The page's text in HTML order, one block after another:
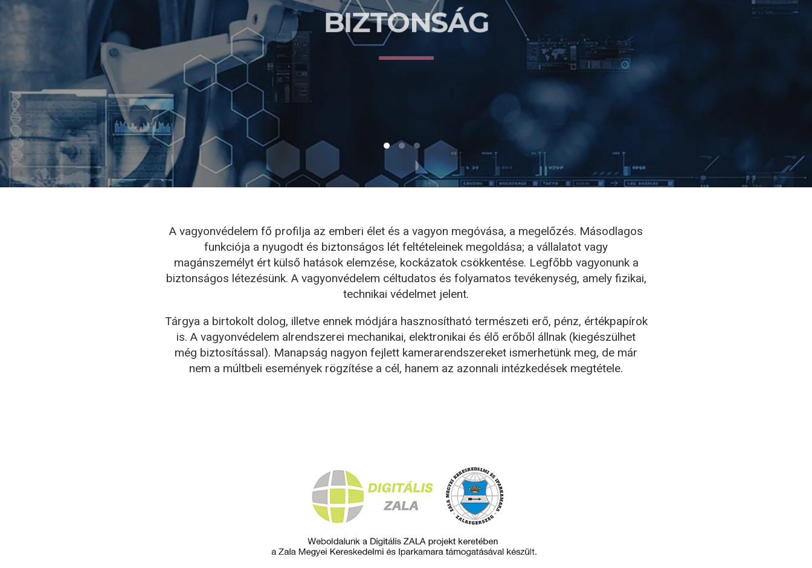
BIZTONSÁG
SZAKÉRTELEM
MEGBÍZHATÓSÁG
A vagyonvédelem fő profilja az emberi élet és a vagyon megóvása, a megelőzés. Másodlagos
funkciója a nyugodt és biztonságos lét feltételeinek megoldása; a vállalatot vagy
magánszemélyt ért külső hatások elemzése, kockázatok csökkentése. Legfőbb vagyonunk a
biztonságos létezésünk. A vagyonvédelem céltudatos és folyamatos tevékenység, amely fizikai,
technikai védelmet jelent.
Tárgya a birtokolt dolog, illetve ennek módjára hasznosítható természeti erő, pénz, értékpapírok
is. A vagyonvédelem alrendszerei mechanikai, elektronikai és élő erőből állnak (kiegészülhet
még biztosítással). Manapság nagyon fejlett kamerarendszereket ismerhetünk meg, de már
nem a múltbeli események rögzítése a cél, hanem az azonnali intézkedések megtétele.